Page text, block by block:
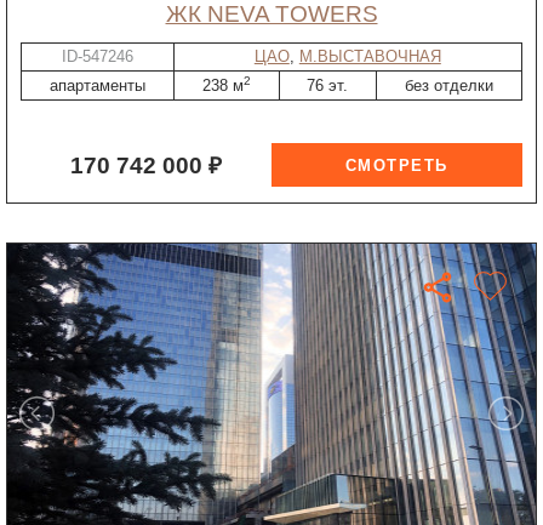
ЖК NEVA TOWERS
ID-547246 ЦАО, М.ВЫСТАВОЧНАЯ
апартаменты
238 м2 76 эт. без отделки
170 742 000 ₽